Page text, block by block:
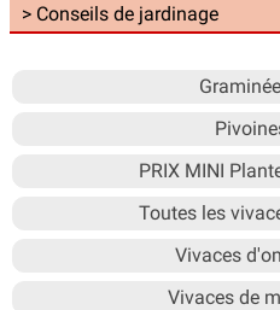
> Conseils de jardinage
PRIX MINI
Toutes les
Vivaces
Vivaces de